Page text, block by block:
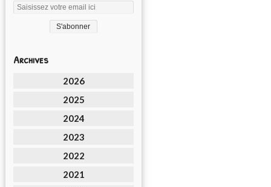
Archives
2026
2025
2024
2023
2022
2021